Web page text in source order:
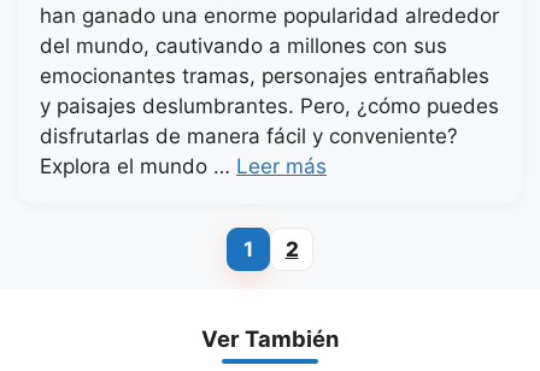
han ganado una enorme popularidad alrededor
del mundo, cautivando a millones con sus
emocionantes tramas, personajes entrañables
y paisajes deslumbrantes. Pero, ¿cómo puedes
disfrutarlas de manera fácil y conveniente?
Explora el mundo … Leer más
Página
1 Página
2
Ver También